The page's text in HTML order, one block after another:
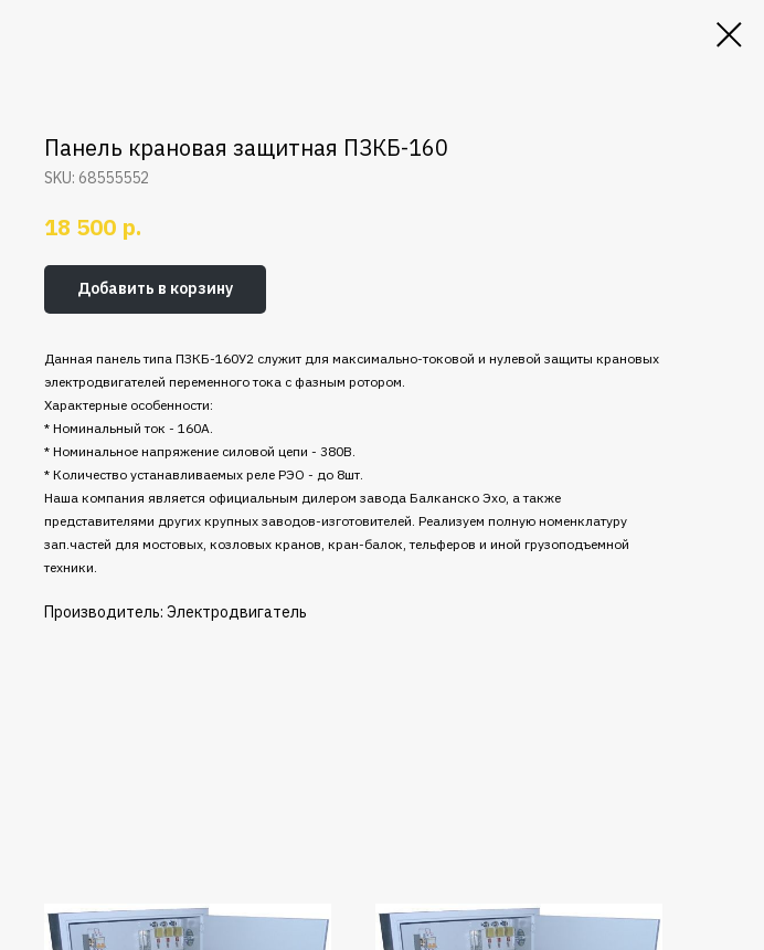
Панель крановая защитная ПЗКБ-160
SKU: 68555552
18 500 р.
Добавить в корзину
Данная панель типа ПЗКБ-160У2 служит для максимально-токовой и нулевой защиты крановых
электродвигателей переменного тока с фазным ротором.
Характерные особенности:
* Номинальный ток - 160А.
* Номинальное напряжение силовой цепи - 380В.
* Количество устанавливаемых реле РЭО - до 8шт.
Наша компания является официальным дилером завода Балканско Эхо, а также
представителями других крупных заводов-изготовителей. Реализуем полную номенклатуру
зап.частей для мостовых, козловых кранов, кран-балок, тельферов и иной грузоподъемной
техники.
Производитель: Электродвигатель